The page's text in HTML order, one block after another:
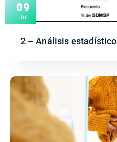
09
Jul
2 – Análisis estadístico